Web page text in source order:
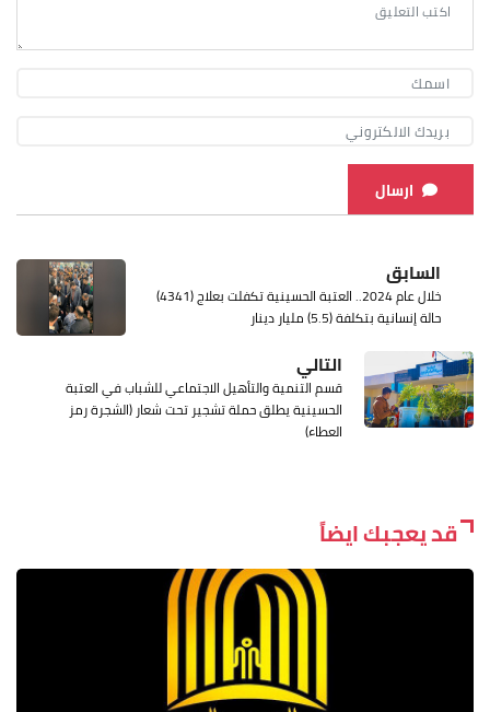
ارسال
السابق
خلال عام 2024.. العتبة الحسينية تكفلت بعلاج (4341)
حالة إنسانية بتكلفة (5.5) مليار دينار
التالي
قسم التنمية والتأهيل الاجتماعي للشباب في العتبة
الحسينية يطلق حملة تشجير تحت شعار (الشجرة رمز
العطاء)
قد يعجبك ايضاً